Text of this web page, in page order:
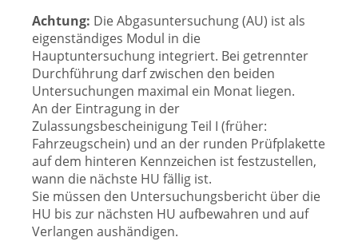
Achtung: Die Abgasuntersuchung (AU) ist als
eigenständiges Modul in die
Hauptuntersuchung integriert. Bei getrennter
Durchführung darf zwischen den beiden
Untersuchungen maximal ein Monat liegen.
An der Eintragung in der
Zulassungsbescheinigung Teil I (früher:
Fahrzeugschein) und an der runden Prüfplakette
auf dem hinteren Kennzeichen ist festzustellen,
wann die nächste HU fällig ist.
Sie müssen den Untersuchungsbericht über die
HU bis zur nächsten HU aufbewahren und auf
Verlangen aushändigen.